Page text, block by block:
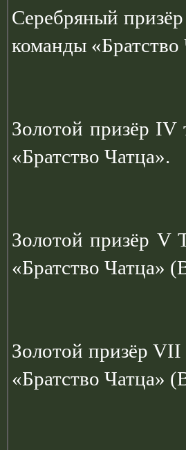
Серебряный
команды «Братство
Золотой призёр IV
«Братство Чатца».
Золотой призёр V
«Братство Чатца»
Золотой призёр
«Братство Чатца»